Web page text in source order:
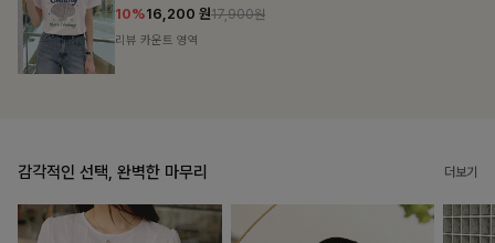
감각적인 선택, 완벽한 마무리 더보기